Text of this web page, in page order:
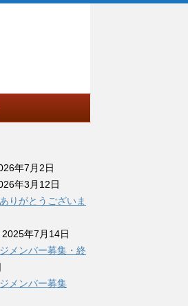
年7月2日
年3月12日
りがとうございま
2025年7月14日
メンバー募集・終
メンバー募集